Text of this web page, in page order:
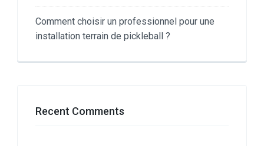
Comment choisir un professionnel pour une
installation terrain de pickleball ?
Recent Comments